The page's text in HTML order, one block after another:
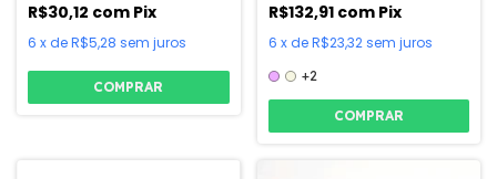
R$30,12 com Pix
6 x deR$5,28 sem juros
COMPRAR
R$132,91 com Pix
6 x deR$23,32 sem juros
+2
COMPRAR